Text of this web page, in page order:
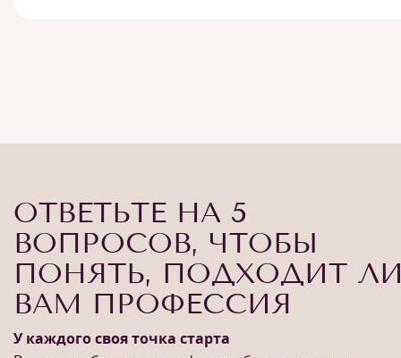
ОТВЕТЬТЕ НА 5
ВОПРОСОВ, ЧТОБЫ
ПОНЯТЬ, ПОДХОДИТ
ВАМ ПРОФЕССИЯ
У каждого своя точка старта